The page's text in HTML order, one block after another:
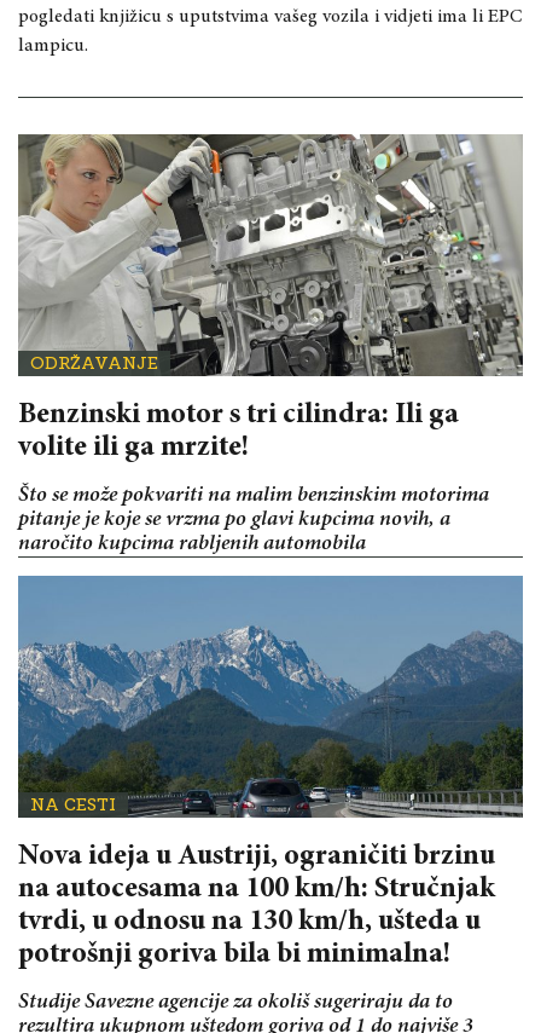
pogledati knjižicu s uputstvima vašeg vozila i vidjeti ima li EPC
lampicu.
ODRŽAVANJE
Benzinski motor s tri cilindra: Ili ga
volite ili ga mrzite!
Što se može pokvariti na malim benzinskim motorima
pitanje je koje se vrzma po glavi kupcima novih, a
naročito kupcima rabljenih automobila
NA CESTI
Nova ideja u Austriji, ograničiti brzinu
na autocesama na 100 km/h: Stručnjak
tvrdi, u odnosu na 130 km/h, ušteda u
potrošnji goriva bila bi minimalna!
Studije Savezne agencije za okoliš sugeriraju da to
rezultira ukupnom uštedom goriva od 1 do najviše 3